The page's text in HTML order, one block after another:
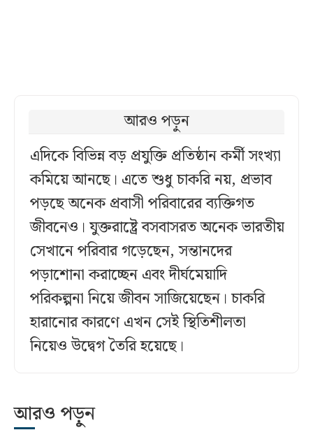
আরও পড়ুন
এদিকে বিভিন্ন বড় প্রযুক্তি প্রতিষ্ঠান কর্মী সংখ্যা
কমিয়ে আনছে। এতে শুধু চাকরি নয়, প্রভাব
পড়ছে অনেক প্রবাসী পরিবারের ব্যক্তিগত
জীবনেও। যুক্তরাষ্ট্রে বসবাসরত অনেক ভারতীয়
সেখানে পরিবার গড়েছেন, সন্তানদের
পড়াশোনা করাচ্ছেন এবং দীর্ঘমেয়াদি
পরিকল্পনা নিয়ে জীবন সাজিয়েছেন। চাকরি
হারানোর কারণে এখন সেই স্থিতিশীলতা
নিয়েও উদ্বেগ তৈরি হয়েছে।
আরও পড়ুন